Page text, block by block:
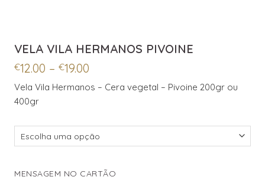
VELA VILA HERMANOS PIVOINE
€12.00 – €19.00
€12.00
Vela Vila Hermanos – Cera vegetal – Pivoine 200gr ou
400gr
MENSAGEM NO CARTÃO